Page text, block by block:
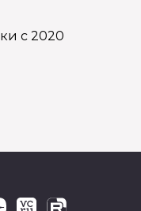
с 2020